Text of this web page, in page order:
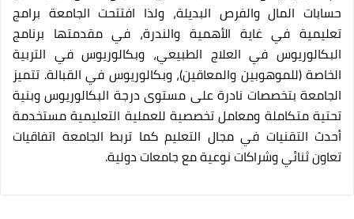
حسابات المال والفرص البديلة، ولذا افتتحت الجامعة برامج
تعليمية في غاية الأهمية والندرة، في مقدمتها برنامج
البكالوريوس في العلاج الطبيعي، وبكالوريوس في التربية
الخاصة (للموهوبين والمعاقين)، وبكالوريوس في القبالة. تتميز
الجامعة بتخصصات نادرة على مستوى درجة البكالوريوس وبنية
تحتية متكاملة ومعامل تخصصية للعملية التعليمية مستخدمة
أحدث التقنيات في مجال التعليم كما تربط الجامعة اتفاقيات
تعاون ثنائي وشراكات نوعية مع جامعات دولية.